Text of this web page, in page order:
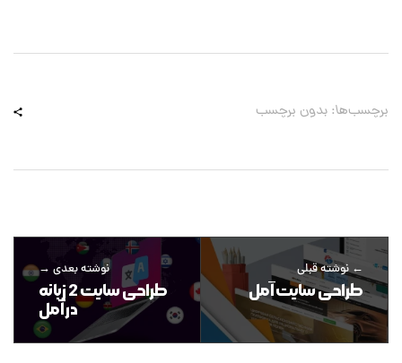
برچسب‌ها: بدون برچسب
نوشته قبلی
طراحی سایت آمل
نوشته بعدی
طراحی سایت 2 زبانه
در آمل